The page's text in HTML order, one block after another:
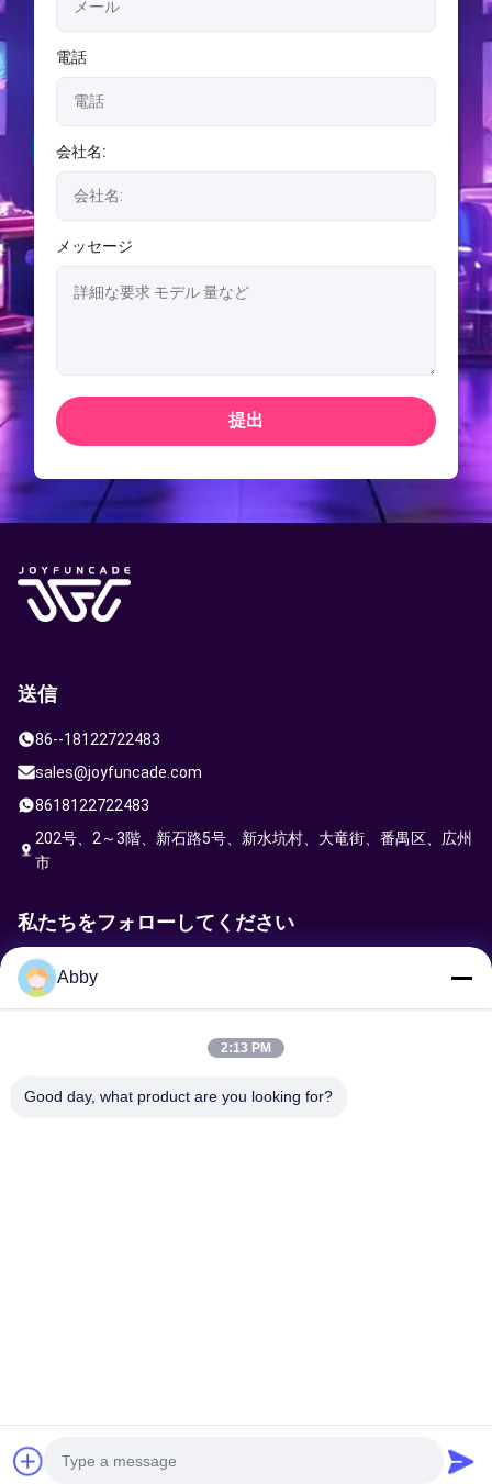
電話
会社名:
メッセージ
提出
送信
86--18122722483
sales@joyfuncade.com
8618122722483
202号、2～3階、新石路5号、新水坑村、大竜街、番禺区、広州
市
私たちをフォローしてください
Abby
2:13 PM
Good day, what product are you looking for?